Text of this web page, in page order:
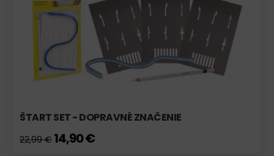
ŠTART SET - DOPRAVNÉ ZNAČENIE
22,99 € 14,90 €